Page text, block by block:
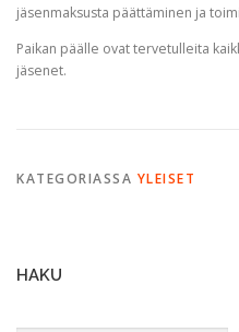
jäsenmaksusta päättäminen ja
Paikan päälle ovat tervetulleita
jäsenet.
KATEGORIASSA YLEISET
HAKU